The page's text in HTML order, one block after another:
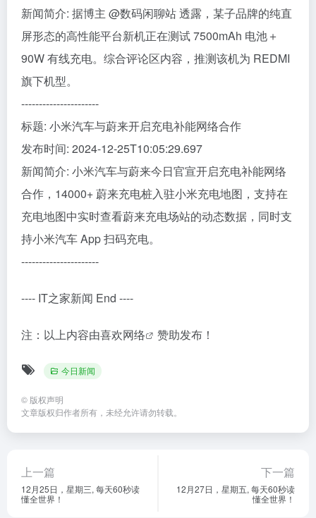
新闻简介: 据博主 @数码闲聊站 透露，某子品牌的纯直
屏形态的高性能平台新机正在测试 7500mAh 电池＋
90W 有线充电。综合评论区内容，推测该机为 REDMI
旗下机型。
----------------------
标题: 小米汽车与蔚来开启充电补能网络合作
发布时间: 2024-12-25T10:05:29.697
新闻简介: 小米汽车与蔚来今日官宣开启充电补能网络
合作，14000+ 蔚来充电桩入驻小米充电地图，支持在
充电地图中实时查看蔚来充电场站的动态数据，同时支
持小米汽车 App 扫码充电。
----------------------
---- IT之家新闻 End ----
注：以上内容由喜欢网络 赞助发布！
今日新闻
© 版权声明
文章版权归作者所有，未经允许请勿转载。
上一篇
12月25日，星期三, 每天60秒读
懂全世界！
下一篇
12月27日，星期五, 每天60秒读
懂全世界！